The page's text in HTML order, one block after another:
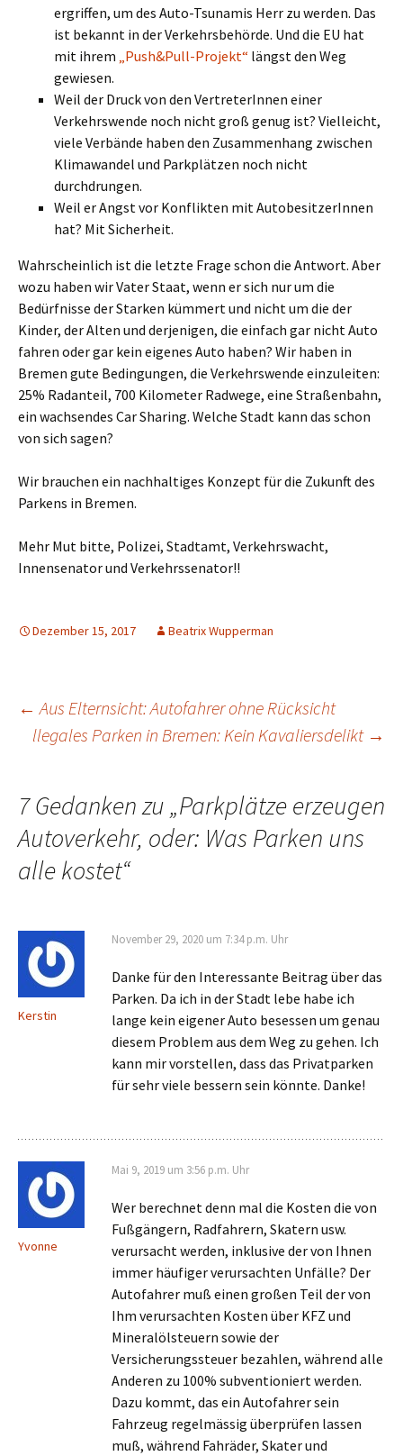
ergriffen, um des Auto-Tsunamis Herr zu werden. Das
ist bekannt in der Verkehrsbehörde. Und die EU hat
mit ihrem „Push&Pull-Projekt“ längst den Weg
gewiesen.
Weil der Druck von den VertreterInnen einer
Verkehrswende noch nicht groß genug ist? Vielleicht,
viele Verbände haben den Zusammenhang zwischen
Klimawandel und Parkplätzen noch nicht
durchdrungen.
Weil er Angst vor Konflikten mit AutobesitzerInnen
hat? Mit Sicherheit.
Wahrscheinlich ist die letzte Frage schon die Antwort. Aber
wozu haben wir Vater Staat, wenn er sich nur um die
Bedürfnisse der Starken kümmert und nicht um die der
Kinder, der Alten und derjenigen, die einfach gar nicht Auto
fahren oder gar kein eigenes Auto haben? Wir haben in
Bremen gute Bedingungen, die Verkehrswende einzuleiten:
25% Radanteil, 700 Kilometer Radwege, eine Straßenbahn,
ein wachsendes Car Sharing. Welche Stadt kann das schon
von sich sagen?
Wir brauchen ein nachhaltiges Konzept für die Zukunft des
Parkens in Bremen.
Mehr Mut bitte, Polizei, Stadtamt, Verkehrswacht,
Innensenator und Verkehrssenator!!
Dezember 15, 2017 Beatrix Wupperman
Beitrags-
← Aus Elternsicht: Autofahrer ohne Rücksicht
llegales Parken in Bremen: Kein Kavaliersdelikt →
7 Gedanken zu „Parkplätze erzeugen
Autoverkehr, oder: Was Parken uns
alle kostet“
Kerstin
November 29, 2020 um 7:34 p.m. Uhr
Danke für den Interessante Beitrag über das
Parken. Da ich in der Stadt lebe habe ich
lange kein eigener Auto besessen um genau
diesem Problem aus dem Weg zu gehen. Ich
kann mir vorstellen, dass das Privatparken
für sehr viele bessern sein könnte. Danke!
Yvonne
Mai 9, 2019 um 3:56 p.m. Uhr
Wer berechnet denn mal die Kosten die von
Fußgängern, Radfahrern, Skatern usw.
verursacht werden, inklusive der von Ihnen
immer häufiger verursachten Unfälle? Der
Autofahrer muß einen großen Teil der von
Ihm verursachten Kosten über KFZ und
Mineralölsteuern sowie der
Versicherungssteuer bezahlen, während alle
Anderen zu 100% subventioniert werden.
Dazu kommt, das ein Autofahrer sein
Fahrzeug regelmässig überprüfen lassen
muß, während Fahräder, Skater und